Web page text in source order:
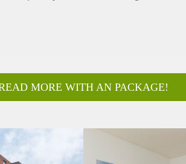
de Eigenaar
MORE WITH AN PACKAGE!